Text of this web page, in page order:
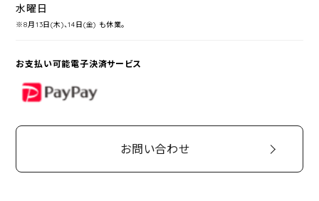
水曜日
※8月13日(木)、14日(金) も休業。
お支払い可能電子決済サービス
PayPay
お問い合わせ